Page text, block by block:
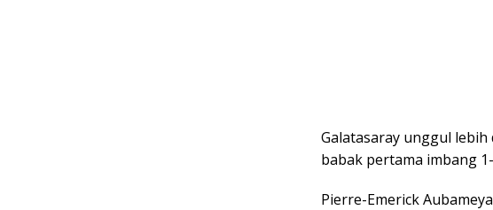
Galatasaray unggul lebih
babak pertama imbang
Pierre-Emerick